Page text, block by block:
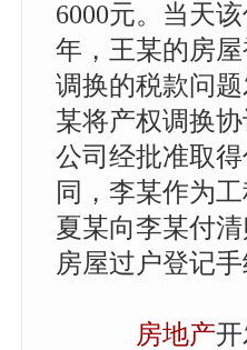
6000元。当天
年，王某的房
调换的税款问
某将产权调换
公司经批准取
同，李某作为
夏某向李某付
房屋过户登记
房地产